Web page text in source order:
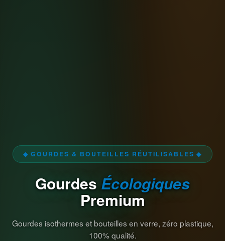
◆ GOURDES & BOUTEILLES RÉUTILISABLES ◆
Gourdes Écologiques
Premium
Gourdes isothermes et bouteilles en verre, zéro plastique,
100% qualité.